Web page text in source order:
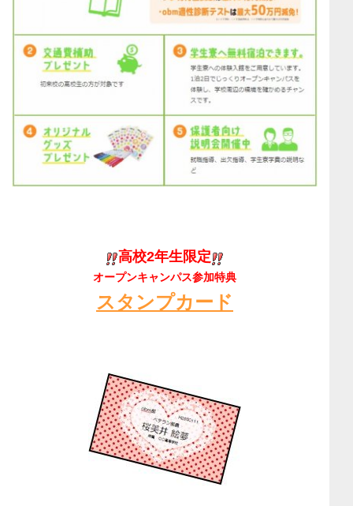
高校2年生限定
オープンキャンパス参加特典
スタンプカード